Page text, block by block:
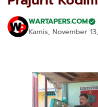
WARTAPERS.COM
Kamis, November